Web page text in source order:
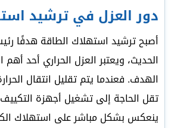
دور العزل في ترشيد
أصبح ترشيد استهلاك الطاقة هدفًا
الحديث، ويعتبر العزل الحراري أحد
الهدف. فعندما يتم تقليل انتقال
تقل الحاجة إلى تشغيل أجهزة
ينعكس بشكل مباشر على استهلاك